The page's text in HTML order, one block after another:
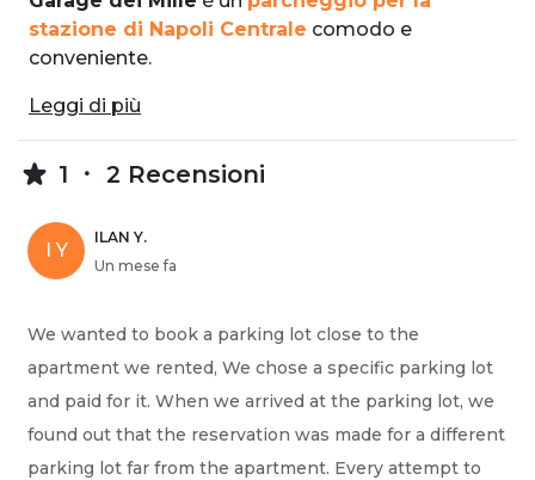
stazione di Napoli Centrale comodo e
conveniente.
Leggi di più
1 2 Recensioni
I Y
ILAN Y.
Un mese fa
We wanted to book a parking lot close to the
apartment we rented, We chose a specific parking lot
and paid for it. When we arrived at the parking lot, we
found out that the reservation was made for a different
parking lot far from the apartment. Every attempt to